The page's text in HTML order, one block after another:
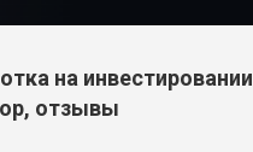
на инвестировании
отзывы